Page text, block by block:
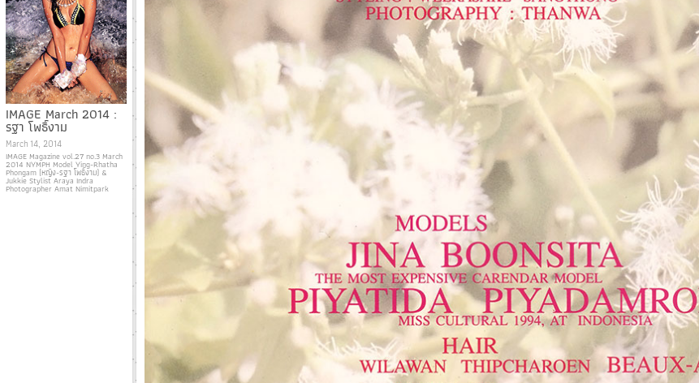
IMAGE March 2014 :
รฐา โพธิ์งาม
March 14, 2014
IMAGE Magazine vol.27 no.3 March
2014 NYMPH Model Ying-Rhatha
Phongam (หญิง-รฐา โพธิ์งาม) &
Jukkie Stylist Araya Indra
Photographer Amat Nimitpark